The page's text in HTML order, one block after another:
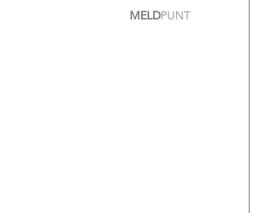
MELDPUNT